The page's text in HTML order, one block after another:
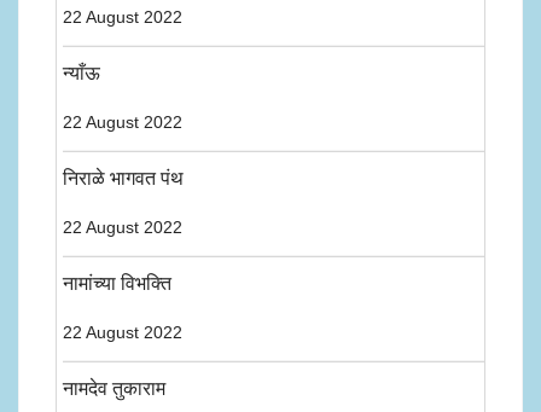
22 August 2022
न्याँऊ
22 August 2022
निराळे भागवत पंथ
22 August 2022
नामांच्या विभक्ति
22 August 2022
नामदेव तुकाराम